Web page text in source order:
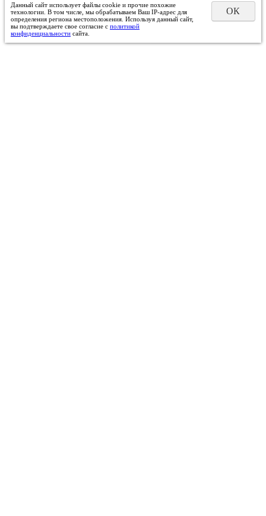
Данный сайт использует файлы cookie и прочие похожие
технологии. В том числе, мы обрабатываем Ваш IP-адрес для
определения региона местоположения. Используя данный сайт,
вы подтверждаете свое согласие с политикой
конфиденциальности сайта.
ОК